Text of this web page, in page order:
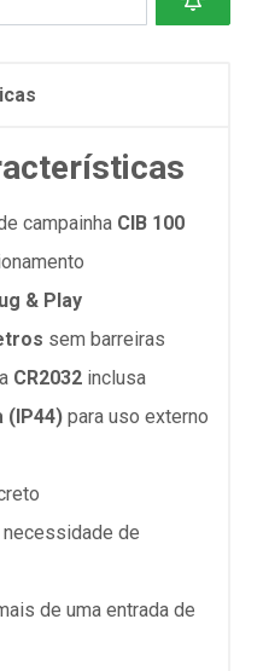
campainha CIB 100
& Play
sem barreiras
CR2032 inclusa
(IP44) para uso externo
de
de uma entrada de